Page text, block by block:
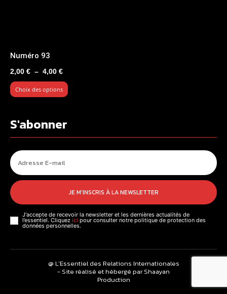
Numéro 93
2,00 € – 4,00 €Plage
de
prix :
4,00 €
Choix des options
S'abonner
JE M'INSCRIS À LA NEWSLETTER
J'accepte de recevoir la newsletter et les dernières actualités de
l’essentiel. Cliquez ici pour consulter notre politique de protection des
données personnelles.
@ L’Essentiel des Relations Internationales
- Site réalisé et hébergé par Shaayan
Production